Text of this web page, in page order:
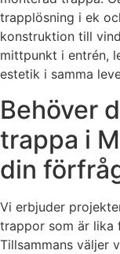
trapplösning i ek
konstruktion till
mittpunkt i entrén,
estetik i samma
Behöver
trappa i
din
Vi erbjuder
trappor som är lika
Tillsammans väljer